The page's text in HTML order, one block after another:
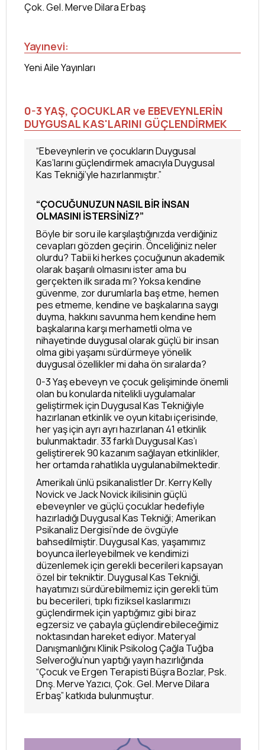
Çok. Gel. Merve Dilara Erbaş
Yayınevi:
Yeni Aile Yayınları
0-3 YAŞ, ÇOCUKLAR ve EBEVEYNLERİN
DUYGUSAL KAS'LARINI GÜÇLENDİRMEK
“Ebeveynlerin ve çocukların Duygusal
Kas’larını güçlendirmek amacıyla Duygusal
Kas Tekniği’yle hazırlanmıştır.”
“ÇOCUĞUNUZUN NASIL BİR İNSAN
OLMASINI İSTERSİNİZ?”
Böyle bir soru ile karşılaştığınızda verdiğiniz
cevapları gözden geçirin. Önceliğiniz neler
olurdu? Tabii ki herkes çocuğunun akademik
olarak başarılı olmasını ister ama bu
gerçekten ilk sırada mı? Yoksa kendine
güvenme, zor durumlarla baş etme, hemen
pes etmeme, kendine ve başkalarına saygı
duyma, hakkını savunma hem kendine hem
başkalarına karşı merhametli olma ve
nihayetinde duygusal olarak güçlü bir insan
olma gibi yaşamı sürdürmeye yönelik
duygusal özellikler mi daha ön sıralarda?
0-3 Yaş ebeveyn ve çocuk gelişiminde önemli
olan bu konularda nitelikli uygulamalar
geliştirmek için Duygusal Kas Tekniğiyle
hazırlanan etkinlik ve oyun kitabı içerisinde,
her yaş için ayrı ayrı hazırlanan 41 etkinlik
bulunmaktadır. 33 farklı Duygusal Kas’ı
geliştirerek 90 kazanım sağlayan etkinlikler,
her ortamda rahatlıkla uygulanabilmektedir.
Amerikalı ünlü psikanalistler Dr. Kerry Kelly
Novick ve Jack Novick ikilisinin güçlü
ebeveynler ve güçlü çocuklar hedefiyle
hazırladığı Duygusal Kas Tekniği; Amerikan
Psikanaliz Dergisi’nde de övgüyle
bahsedilmiştir. Duygusal Kas, yaşamımız
boyunca ilerleyebilmek ve kendimizi
düzenlemek için gerekli becerileri kapsayan
özel bir tekniktir. Duygusal Kas Tekniği,
hayatımızı sürdürebilmemiz için gerekli tüm
bu becerileri, tıpkı fiziksel kaslarımızı
güçlendirmek için yaptığımız gibi biraz
egzersiz ve çabayla güçlendirebileceğimiz
noktasından hareket ediyor. Materyal
Danışmanlığını Klinik Psikolog Çağla Tuğba
Selveroğlu’nun yaptığı yayın hazırlığında
“Çocuk ve Ergen Terapisti Büşra Bozlar, Psk.
Dnş. Merve Yazıcı, Çok. Gel. Merve Dilara
Erbaş” katkıda bulunmuştur.